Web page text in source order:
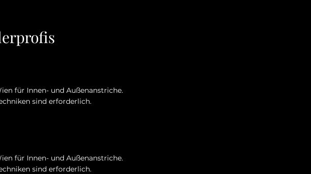
für Innen- und Außenanstriche.
sind erforderlich.
für Innen- und Außenanstriche.
sind erforderlich.